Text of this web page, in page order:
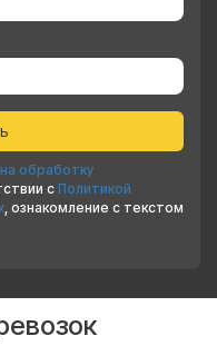
обработку
с Политикой
, ознакомление с текстом